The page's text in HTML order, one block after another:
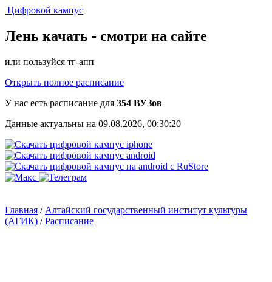
Цифровой кампус
Лень качать - смотри на сайте
или пользуйся тг-апп
Открыть полное расписание
У нас есть расписание для 354 ВУЗов
Данные актуальны на 09.08.2026, 00:30:20
Главная / Алтайский государственный институт культуры
(АГИК) /Расписание